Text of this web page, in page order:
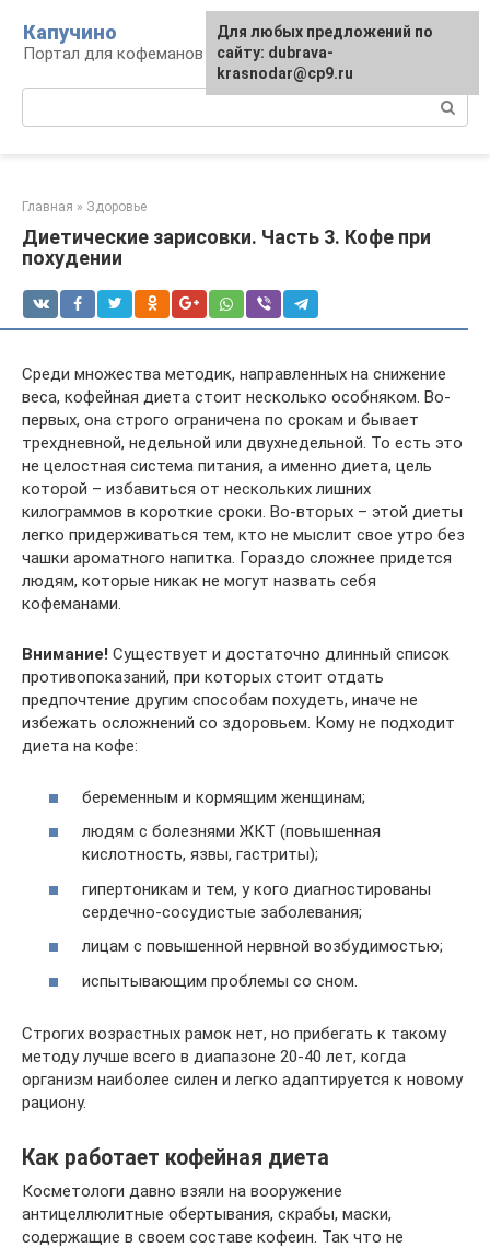
контенту
Капучино
Портал для кофеманов
Главная » Здоровье
Диетические зарисовки. Часть 3. Кофе при
похудении
Среди множества методик, направленных на снижение
веса, кофейная диета стоит несколько особняком. Во-
первых, она строго ограничена по срокам и бывает
трехдневной, недельной или двухнедельной. То есть это
не целостная система питания, а именно диета, цель
которой – избавиться от нескольких лишних
килограммов в короткие сроки. Во-вторых – этой диеты
легко придерживаться тем, кто не мыслит свое утро без
чашки ароматного напитка. Гораздо сложнее придется
людям, которые никак не могут назвать себя
кофеманами.
Внимание! Существует и достаточно длинный список
противопоказаний, при которых стоит отдать
предпочтение другим способам похудеть, иначе не
избежать осложнений со здоровьем. Кому не подходит
диета на кофе:
беременным и кормящим женщинам;
людям с болезнями ЖКТ (повышенная
кислотность, язвы, гастриты);
гипертоникам и тем, у кого диагностированы
сердечно-сосудистые заболевания;
лицам с повышенной нервной возбудимостью;
испытывающим проблемы со сном.
Строгих возрастных рамок нет, но прибегать к такому
методу лучше всего в диапазоне 20-40 лет, когда
организм наиболее силен и легко адаптируется к новому
рациону.
Как работает кофейная диета
Косметологи давно взяли на вооружение
антицеллюлитные обертывания, скрабы, маски,
содержащие в своем составе кофеин. Так что не
Для любых предложений по
сайту: dubrava-
krasnodar@cp9.ru